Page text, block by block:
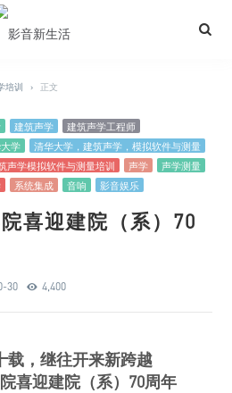
培训 › 正文
建筑声学
建筑声学工程师
学
清华大学，建筑声学，模拟软件与测量
声学模拟软件与测量培训 声学
声学测量
系统集成 音响 影音娱乐
喜迎建院（系）70
30 4,400
载，继往开来新跨越
喜迎建院（系）70周年